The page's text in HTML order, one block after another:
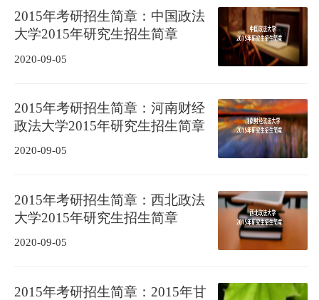
2015年考研招生简章：中国政法
大学2015年研究生招生简章
2020-09-05
2015年考研招生简章：河南财经
政法大学2015年研究生招生简章
2020-09-05
2015年考研招生简章：西北政法
大学2015年研究生招生简章
2020-09-05
2015年考研招生简章：2015年甘